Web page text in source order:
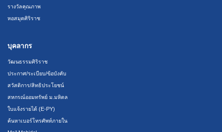
รางวัลคุณภาพ
หอสมุดศิริราช
บุคลากร
วัฒนธรรมศิริราช
ประกาศ/ระเบียบ/ข้อบังคับ
สวัสดิการ/สิทธิประโยชน์
สหกรณ์ออมทรัพย์ ม.มหิดล
ใบแจ้งรายได้ (E-PY)
ค้นหาเบอร์โทรศัพท์ภายใน